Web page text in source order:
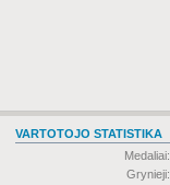
VARTOTOJO STATISTIKA
Medaliai:
Grynieji: